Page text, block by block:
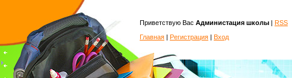
Приветствую Вас Администация школы | RSS
Главная | Регистрация | Вход